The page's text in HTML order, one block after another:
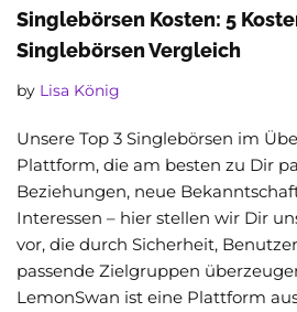
Singlebörsen Kosten: 5
Singlebörsen Vergleich
by Lisa König
Unsere Top 3 Singlebörsen im
Plattform, die am besten zu Dir
Beziehungen, neue
Interessen – hier stellen wir Dir
vor, die durch Sicherheit,
passende Zielgruppen
LemonSwan ist eine Plattform